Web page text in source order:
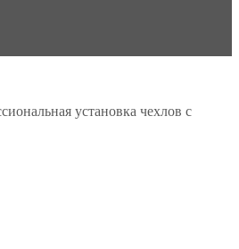
установка чехлов с